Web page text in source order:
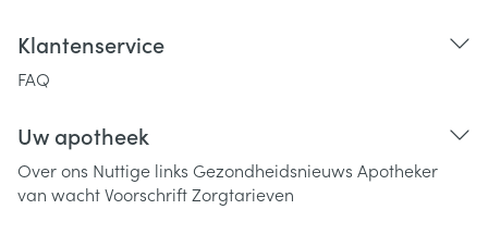
Klantenservice
FAQ
Uw apotheek
Over ons Nuttige links Gezondheidsnieuws Apotheker
van wachtVoorschriftZorgtarieven